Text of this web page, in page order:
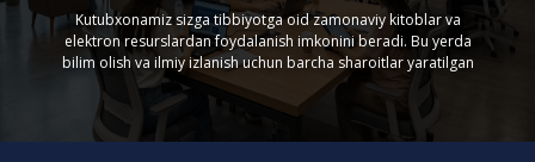
Kutubxonamiz sizga tibbiyotga oid zamonaviy kitoblar va
elektron resurslardan foydalanish imkonini beradi. Bu yerda
bilim olish va ilmiy izlanish uchun barcha sharoitlar yaratilgan